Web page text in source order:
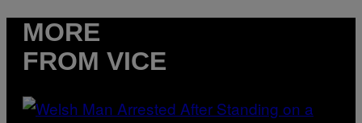
MORE
FROM VICE